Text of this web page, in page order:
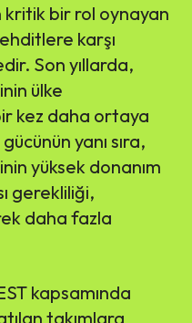
kritik bir rol oynayan
karşı
Son yıllarda,
ülke
kez daha ortaya
yanı sıra,
yüksek donanım
gerekliliği,
daha fazla
kapsamında
takımlara